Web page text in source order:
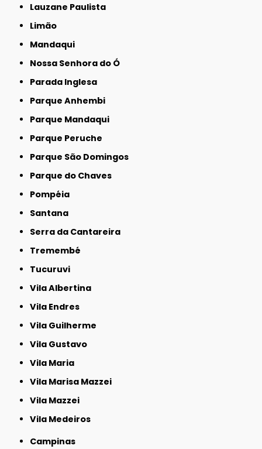
Lauzane Paulista
Limão
Mandaqui
Nossa Senhora do Ó
Parada Inglesa
Parque Anhembi
Parque Mandaqui
Parque Peruche
Parque São Domingos
Parque do Chaves
Pompéia
Santana
Serra da Cantareira
Tremembé
Tucuruvi
Vila Albertina
Vila Endres
Vila Guilherme
Vila Gustavo
Vila Maria
Vila Marisa Mazzei
Vila Mazzei
Vila Medeiros
Campinas